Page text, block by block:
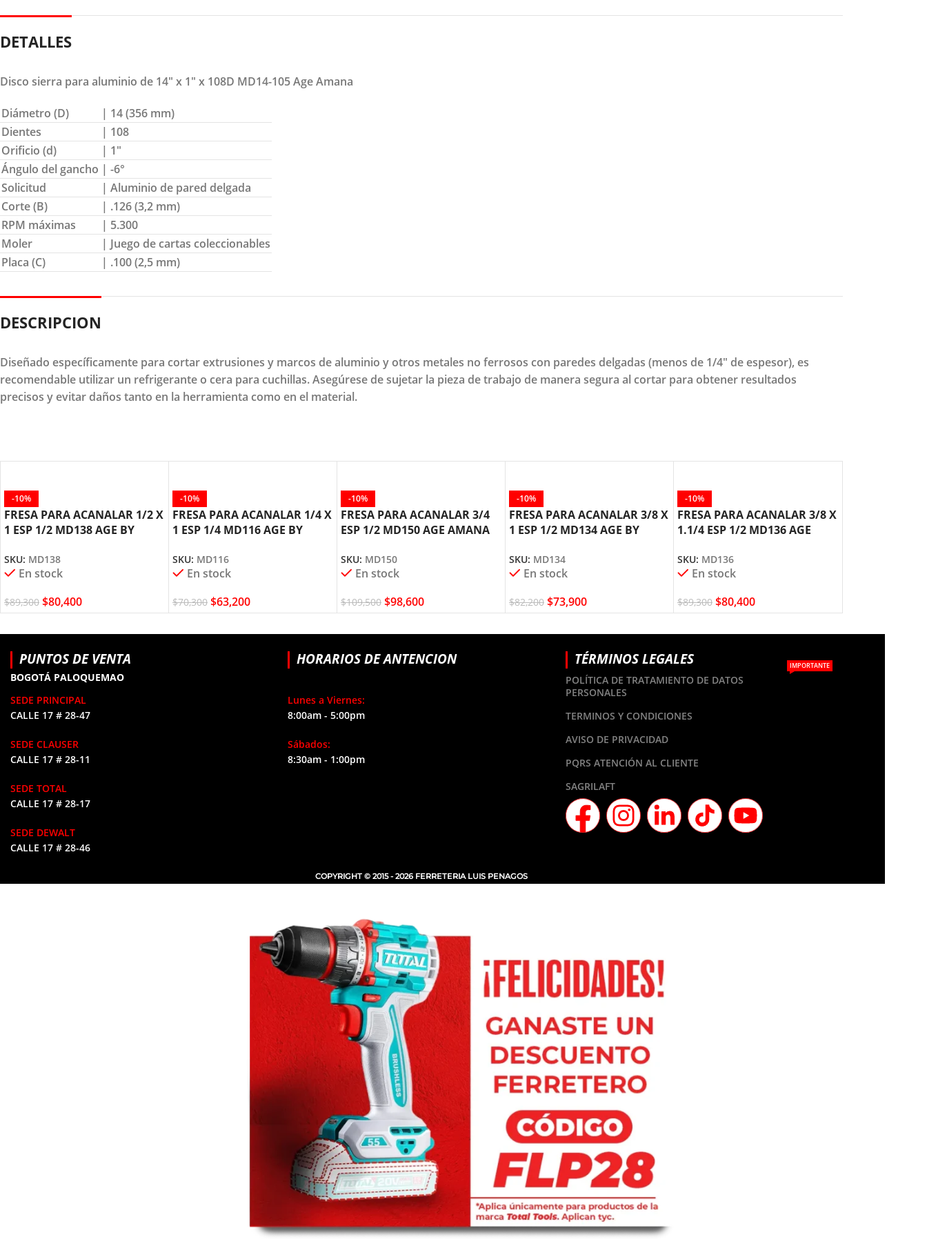
DETALLES
Disco sierra para aluminio de 14″ x 1″ x 108D MD14-105 Age Amana
Diámetro (D)
| 14 (356 mm)
Dientes
| 108
Orificio (d)
| 1″
Ángulo del gancho | -6°
Solicitud
| Aluminio de pared delgada
Corte (B)
| .126 (3,2 mm)
RPM máximas
| 5.300
Moler
| Juego de cartas coleccionables
Placa (C)
| .100 (2,5 mm)
DESCRIPCION
Diseñado específicamente para cortar extrusiones y marcos de aluminio y otros metales no ferrosos con paredes delgadas (menos de 1/4" de espesor), es
recomendable utilizar un refrigerante o cera para cuchillas. Asegúrese de sujetar la pieza de trabajo de manera segura al cortar para obtener resultados
precisos y evitar daños tanto en la herramienta como en el material.
-10%
FRESA PARA ACANALAR 1/2 X
1 ESP 1/2 MD138 AGE BY
SKU: MD138
En stock
$89,300 $80,400
-10%
FRESA PARA ACANALAR 1/4 X
1 ESP 1/4 MD116 AGE BY
SKU: MD116
En stock
$70,300 $63,200
-10%
FRESA PARA ACANALAR 3/4
ESP 1/2 MD150 AGE AMANA
SKU: MD150
En stock
$109,500 $98,600
-10%
FRESA PARA ACANALAR 3/8 X
1 ESP 1/2 MD134 AGE BY
SKU: MD134
En stock
$82,200 $73,900
-10%
FRESA PARA ACANALAR 3/8 X
1.1/4 ESP 1/2 MD136 AGE
SKU: MD136
En stock
$89,300 $80,400
PUNTOS DE VENTA
BOGOTÁ PALOQUEMAO
SEDE PRINCIPAL
CALLE 17 # 28-47
SEDE CLAUSER
CALLE 17 # 28-11
SEDE TOTAL
CALLE 17 # 28-17
SEDE DEWALT
CALLE 17 # 28-46
HORARIOS DE ANTENCION
Lunes a Viernes:
8:00am - 5:00pm
Sábados:
8:30am - 1:00pm
TÉRMINOS LEGALES
POLÍTICA DE TRATAMIENTO DE DATOS
PERSONALES
IMPORTANTE
TERMINOS Y CONDICIONES
AVISO DE PRIVACIDAD
PQRS ATENCIÓN AL CLIENTE
SAGRILAFT
COPYRIGHT © 2015 - 2026 FERRETERIA LUIS PENAGOS